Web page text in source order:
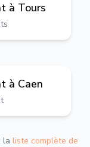
à Tours
à Caen
la liste complète de